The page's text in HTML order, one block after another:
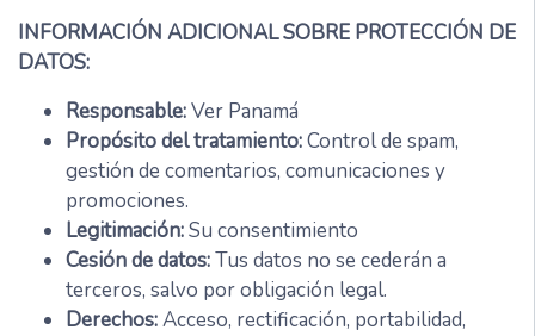
INFORMACIÓN ADICIONAL SOBRE PROTECCIÓN DE
DATOS:
Responsable:Ver Panamá
Propósito del tratamiento:Control de spam,
gestión de comentarios, comunicaciones y
promociones.
Legitimación:Su consentimiento
Cesión de datos:Tus datos no se cederán a
terceros, salvo por obligación legal.
Derechos:Acceso, rectificación, portabilidad,